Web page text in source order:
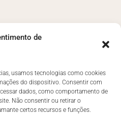
de
usamos tecnologias como cookies
do dispositivo. Consentir com
dados, como comportamento de
Não consentir ou retirar o
certos recursos e funções.